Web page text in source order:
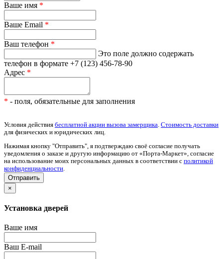
Ваше имя *
Ваше Email *
Ваш телефон *
Это поле должно содержать
телефон в формате +7 (123) 456-78-90
Адрес *
* - поля, обязательные для заполнения
Условия действия бесплатной акции вызова замерщика Стоимость доставки
для физических и юридических лиц.
Нажимая кнопку "Отправить", я подтверждаю своё согласие получать
уведомления о заказе и другую информацию от «Порта-Маркет», согласие
на использование моих персональных данных в соответствии с политикой
конфиденциальности
×
Установка дверей
Ваше имя
Ваш E-mail